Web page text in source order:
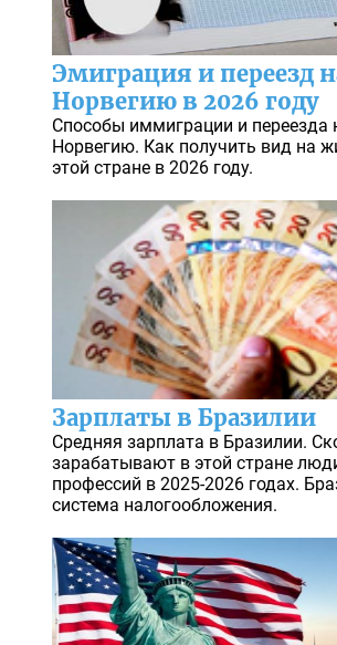
Эмиграция и переезд
Норвегию в 2026 году
Способы иммиграции и
Норвегию. Как получить вид на
этой стране в 2026 году.
Зарплаты в Бразилии
Средняя зарплата в Бразилии.
зарабатывают в этой стране
профессий в 2025-2026 годах.
система налогообложения.